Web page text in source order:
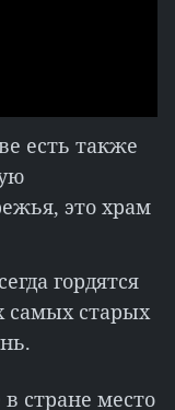
есть также
это храм
гордятся
самых старых
стране место